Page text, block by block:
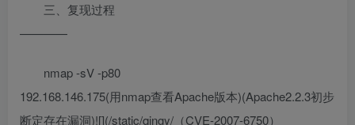
三、复现过程
————
nmap -sV -p80
192.168.146.175(用nmap查看Apache版本)(Apache2.2.3初步
断定存在漏洞)![](/static/qingy/（CVE-2007-6750）